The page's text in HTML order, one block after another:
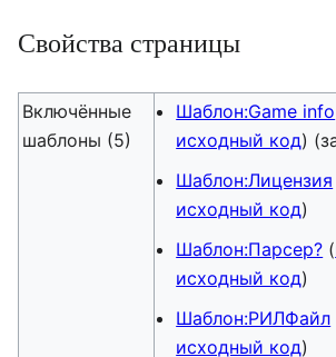
Свойства страницы
Включённые
шаблоны (5)
Шаблон:Game info
исходный код)
Шаблон:Лицензия
исходный код)
Шаблон:Парсер? (
исходный код)
Шаблон:РИЛФайл
исходный код)